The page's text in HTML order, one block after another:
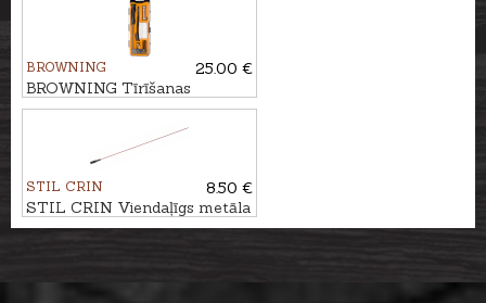
BROWNING
25.00 €
BROWNING Tīrīšanas
komplekts pistolei
STIL CRIN
8.50 €
STIL CRIN Viendaļīgs metāla
tīrāmais kāts karabīnei Ø5mm